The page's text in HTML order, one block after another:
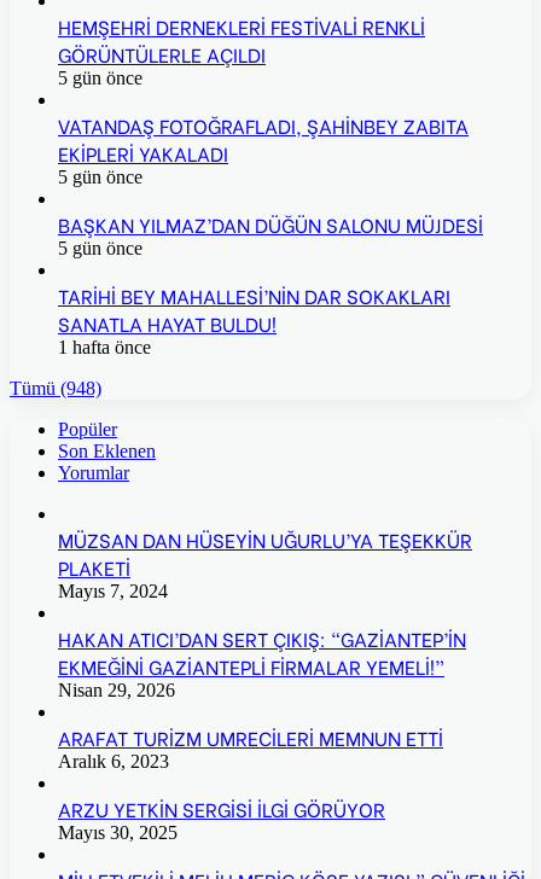
HEMŞEHRİ DERNEKLERİ FESTİVALİ RENKLİ
GÖRÜNTÜLERLE AÇILDI
5 gün önce
VATANDAŞ FOTOĞRAFLADI, ŞAHİNBEY ZABITA
EKİPLERİ YAKALADI
5 gün önce
BAŞKAN YILMAZ’DAN DÜĞÜN SALONU MÜJDESİ
5 gün önce
TARİHİ BEY MAHALLESİ’NİN DAR SOKAKLARI
SANATLA HAYAT BULDU!
1 hafta önce
Tümü (948)
Popüler
Son Eklenen
Yorumlar
MÜZSAN DAN HÜSEYİN UĞURLU’YA TEŞEKKÜR
PLAKETİ
Mayıs 7, 2024
HAKAN ATICI’DAN SERT ÇIKIŞ: “GAZİANTEP’İN
EKMEĞİNİ GAZİANTEPLİ FİRMALAR YEMELİ!”
Nisan 29, 2026
ARAFAT TURİZM UMRECİLERİ MEMNUN ETTİ
Aralık 6, 2023
ARZU YETKİN SERGİSİ İLGİ GÖRÜYOR
Mayıs 30, 2025